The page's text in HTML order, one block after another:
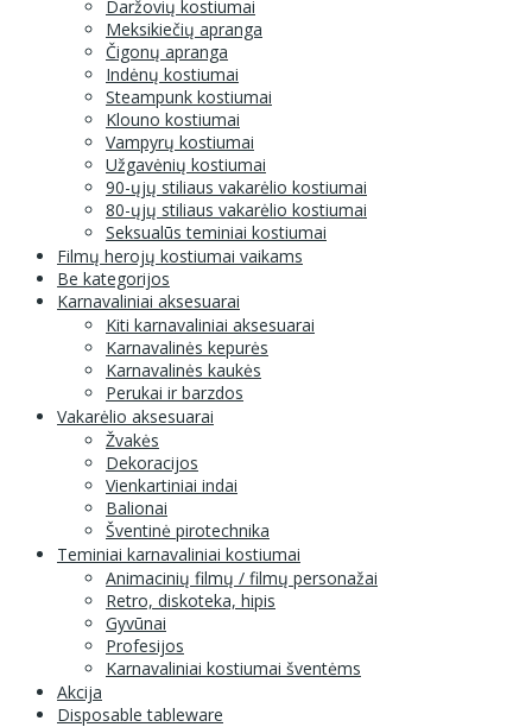
Daržovių kostiumai
Meksikiečių apranga
Čigonų apranga
Indėnų kostiumai
Steampunk kostiumai
Klouno kostiumai
Vampyrų kostiumai
Užgavėnių kostiumai
90-ųjų stiliaus vakarėlio kostiumai
80-ųjų stiliaus vakarėlio kostiumai
Seksualūs teminiai kostiumai
Filmų herojų kostiumai vaikams
Be kategorijos
Karnavaliniai aksesuarai
Kiti karnavaliniai aksesuarai
Karnavalinės kepurės
Karnavalinės kaukės
Perukai ir barzdos
Vakarėlio aksesuarai
Žvakės
Dekoracijos
Vienkartiniai indai
Balionai
Šventinė pirotechnika
Teminiai karnavaliniai kostiumai
Animacinių filmų / filmų personažai
Retro, diskoteka, hipis
Gyvūnai
Profesijos
Karnavaliniai kostiumai šventėms
Akcija
Disposable tableware